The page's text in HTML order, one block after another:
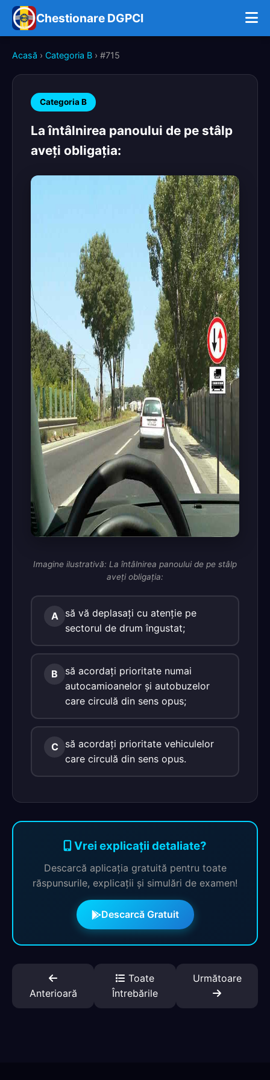
Chestionare DGPCI
Acasă › Categoria B › #715
Categoria B
La întâlnirea panoului de pe stâlp
aveţi obligaţia:
Imagine ilustrativă: La întâlnirea panoului de pe stâlp
aveţi obligaţia:
A
să vă deplasaţi cu atenţie pe
sectorul de drum îngustat;
B
să acordaţi prioritate numai
autocamioanelor şi autobuzelor
care circulă din sens opus;
C
să acordaţi prioritate vehiculelor
care circulă din sens opus.
Vrei explicații detaliate?
Descarcă aplicația gratuită pentru toate
răspunsurile, explicații și simulări de examen!
Descarcă Gratuit
Anterioară
Toate
Întrebările
Următoare